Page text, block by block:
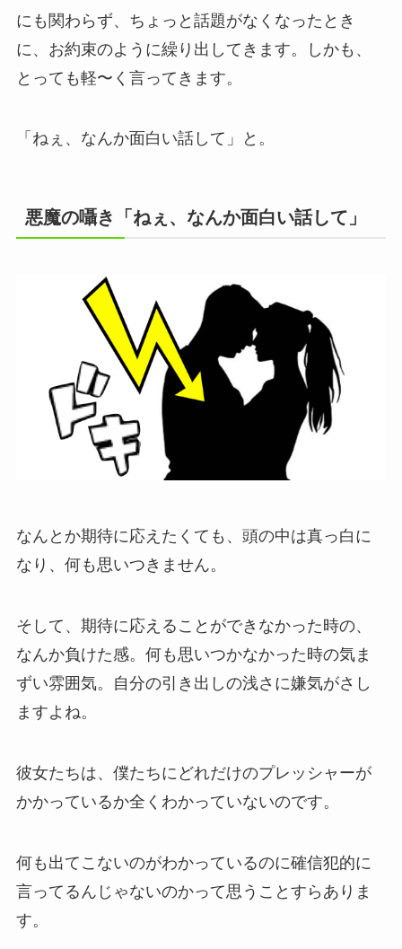
にも関わらず、ちょっと話題がなくなったとき
に、お約束のように繰り出してきます。しかも、
とっても軽〜く言ってきます。
「ねぇ、なんか面白い話して」と。
悪魔の囁き「ねぇ、なんか面白い話して」
なんとか期待に応えたくても、頭の中は真っ白に
なり、何も思いつきません。
そして、期待に応えることができなかった時の、
なんか負けた感。何も思いつかなかった時の気ま
ずい雰囲気。自分の引き出しの浅さに嫌気がさし
ますよね。
彼女たちは、僕たちにどれだけのプレッシャーが
かかっているか全くわかっていないのです。
何も出てこないのがわかっているのに確信犯的に
言ってるんじゃないのかって思うことすらありま
す。